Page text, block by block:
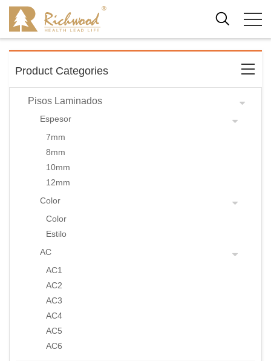
Product Categories
Pisos Laminados
Espesor
7mm
8mm
10mm
12mm
Color
Color
Estilo
AC
AC1
AC2
AC3
AC4
AC5
AC6